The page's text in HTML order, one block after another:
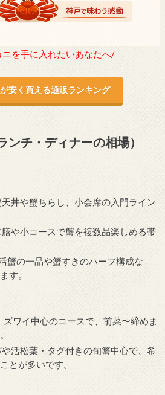
を手に入れたいあなたへ/
安く買える通販ランキング
ンチ・ディナーの相場）
丼や蟹ちらし、小会席の入門ライン
や小コースで蟹を複数品楽しめる帯
蟹の一品や蟹すきのハーフ構成な
す。
ワイ中心のコースで、前菜〜締めま
活松葉・タグ付きの旬蟹中心で、希
とが多いです。